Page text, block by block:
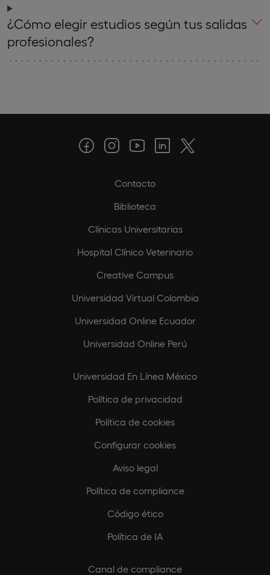
¿Cómo elegir estudios según tus salidas
profesionales?
Contacto
Biblioteca
Clínicas Universitarias
Hospital Clínico Veterinario
Creative Campus
Universidad Virtual Colombia
Universidad Online Ecuador
Universidad Online Perú
Universidad En Línea México
Política de privacidad
Política de cookies
Configurar cookies
Aviso legal
Política de compliance
Código ético
Política de IA
Canal de compliance